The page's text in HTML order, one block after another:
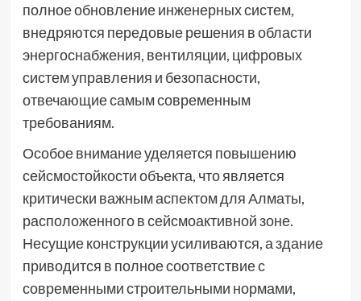
полное обновление инженерных систем,
внедряются передовые решения в области
энергоснабжения, вентиляции, цифровых
систем управления и безопасности,
отвечающие самым современным
требованиям.
Особое внимание уделяется повышению
сейсмостойкости объекта, что является
критически важным аспектом для Алматы,
расположенного в сейсмоактивной зоне.
Несущие конструкции усиливаются, а здание
приводится в полное соответствие с
современными строительными нормами,